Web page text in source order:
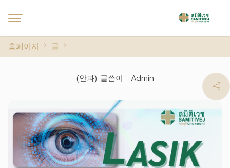
홈페이지 글
(안과) 글쓴이 : Admin